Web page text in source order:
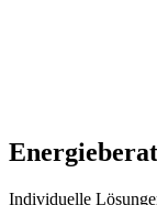
Individuelle